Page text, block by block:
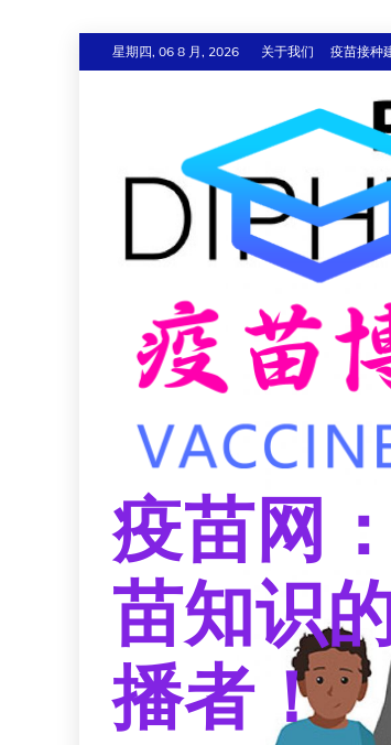
至
星期四, 06 8 月, 2026 关于我们 疫苗接种
疫苗网
苗知识
播者！